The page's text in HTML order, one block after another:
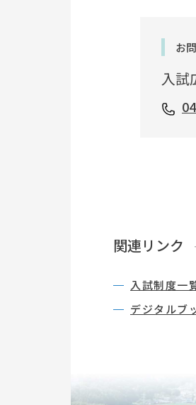
お
入試
関連リンク
入試制度一
デジタルブ